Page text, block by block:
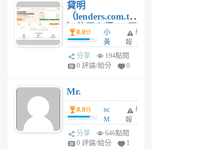
貸明
（lenders.com.tw
）使用心得 — 民
間貸款比較平台
體驗
0.0分
小
黃
蜂
1
舉
報
分享
194點閱
0 評論/給分
0
Mr.
0.0分
nc
M
U
F
舉
報
分享
646點閱
0 評論/給分
1